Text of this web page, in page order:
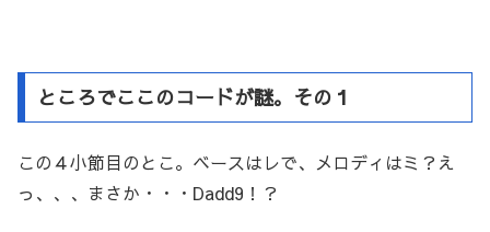
ところでここのコードが謎。その１
この４小節目のとこ。ベースはレで、メロディはミ？え
っ、、、まさか・・・Dadd9！？